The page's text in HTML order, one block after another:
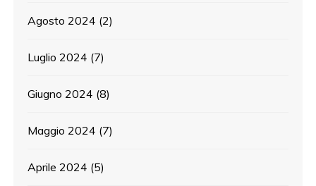
Agosto 2024 (2)
Luglio 2024 (7)
Giugno 2024 (8)
Maggio 2024 (7)
Aprile 2024 (5)